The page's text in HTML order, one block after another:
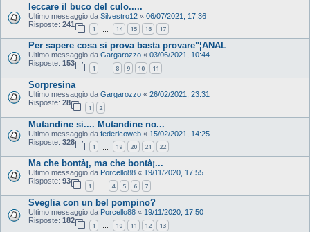
leccare il buco del culo.....
Ultimo messaggio da Silvestro12 « 06/07/2021, 17:36
Risposte: 241
1 14 15 16 17
Per sapere cosa si prova basta provare"¦ANAL
Ultimo messaggio da Gargarozzo « 03/06/2021, 10:44
Risposte: 153
1 8 9 10 11
Sorpresina
Ultimo messaggio da Gargarozzo « 26/02/2021, 23:31
Risposte: 28
1 2
Mutandine si.... Mutandine no...
Ultimo messaggio da federicoweb « 15/02/2021, 14:25
Risposte: 328
1 19 20 21 22
Ma che bontà¡, ma che bontà¡...
Ultimo messaggio da Porcello88 « 19/11/2020, 17:55
Risposte: 93
1 … 4 5 6 7
Sveglia con un bel pompino?
Ultimo messaggio da Porcello88 « 19/11/2020, 17:50
Risposte: 182
1 … 10 11 12 13